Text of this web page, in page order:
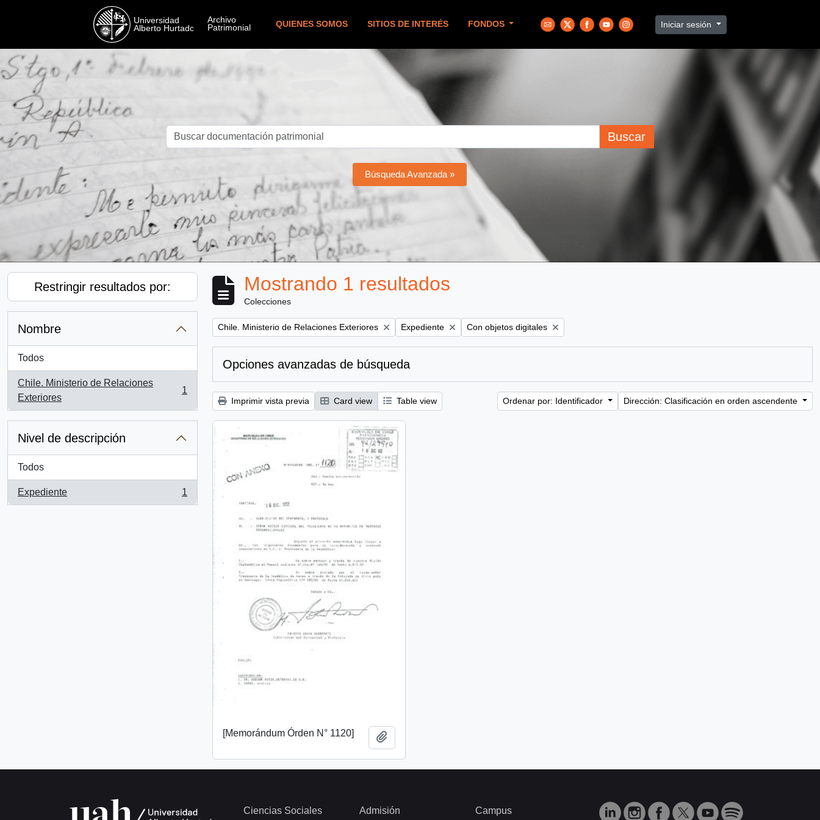
QUIENES SOMOS SITIOS DE INTERÉS FONDOS Iniciar sesión
Buscar
Búsqueda Avanzada »
Restringir resultados por:
Nombre
Todos
Chile. Ministerio de Relaciones
Exteriores
, 1 resultados
1
Nivel de descripción
Todos
Expediente
, 1 resultados
1
Mostrando 1 resultados
Colecciones
Remove filter:
Chile. Ministerio de Relaciones Exteriores Remove filter:
Expediente Remove filter:
Con objetos digitales
Opciones avanzadas de búsqueda
Imprimir vista previa Card view Table view Ordenar por: Identificador Dirección: Clasificación en orden ascendente
[Memorándum Órden N° 1120]
Ciencias Sociales Admisión Campus